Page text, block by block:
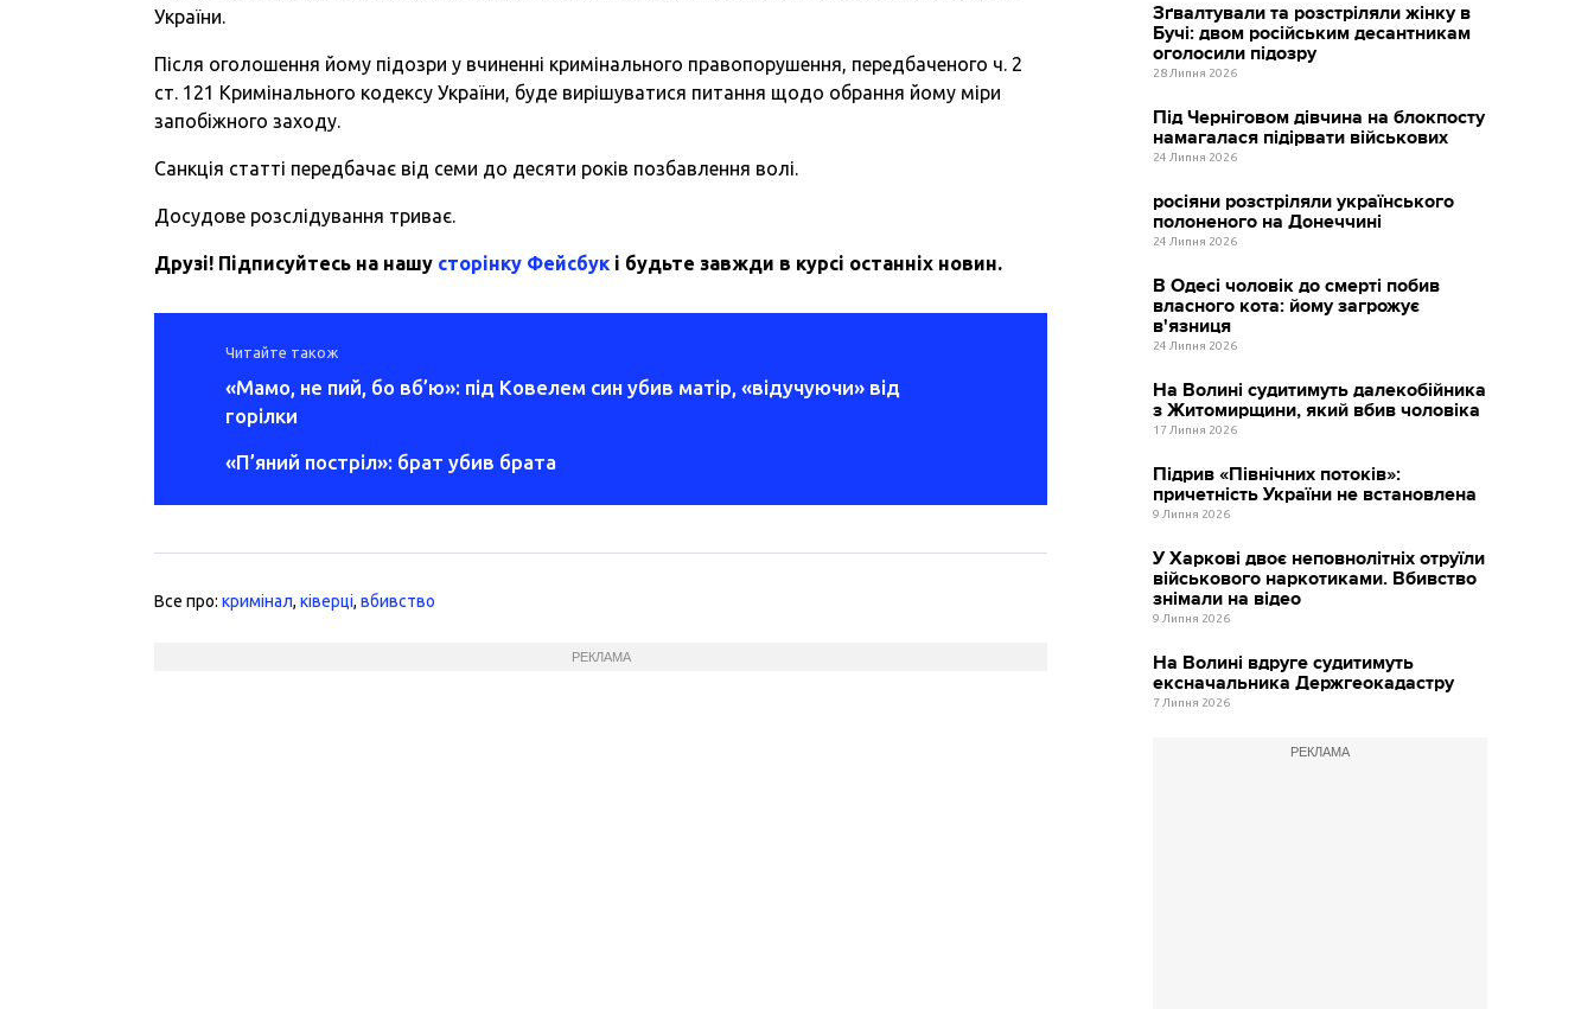
України.
Після оголошення йому підозри у вчиненні кримінального правопорушення, передбаченого ч. 2
ст. 121 Кримінального кодексу України, буде вирішуватися питання щодо обрання йому міри
запобіжного заходу.
Санкція статті передбачає від семи до десяти років позбавлення волі.
Досудове розслідування триває.
Друзі! Підписуйтесь на нашу сторінку Фейсбук і будьте завжди в курсі останніх новин.
Читайте також
«Мамо, не пий, бо вб’ю»: під Ковелем син убив матір, «відучуючи» від
горілки
«П’яний постріл»: брат убив брата
Все про:кримінал,ківерці,вбивство
РЕКЛАМА
Зґвалтували та розстріляли жінку в
Бучі: двом російським десантникам
оголосили підозру
28 Липня 2026
Під Черніговом дівчина на блокпосту
намагалася підірвати військових
24 Липня 2026
росіяни розстріляли українського
полоненого на Донеччині
24 Липня 2026
В Одесі чоловік до смерті побив
власного кота: йому загрожує
в'язниця
24 Липня 2026
На Волині судитимуть далекобійника
з Житомирщини, який вбив чоловіка
17 Липня 2026
Підрив «Північних потоків»:
причетність України не встановлена
9 Липня 2026
У Харкові двоє неповнолітніх отруїли
військового наркотиками. Вбивство
знімали на відео
9 Липня 2026
На Волині вдруге судитимуть
ексначальника Держгеокадастру
7 Липня 2026
РЕКЛАМА